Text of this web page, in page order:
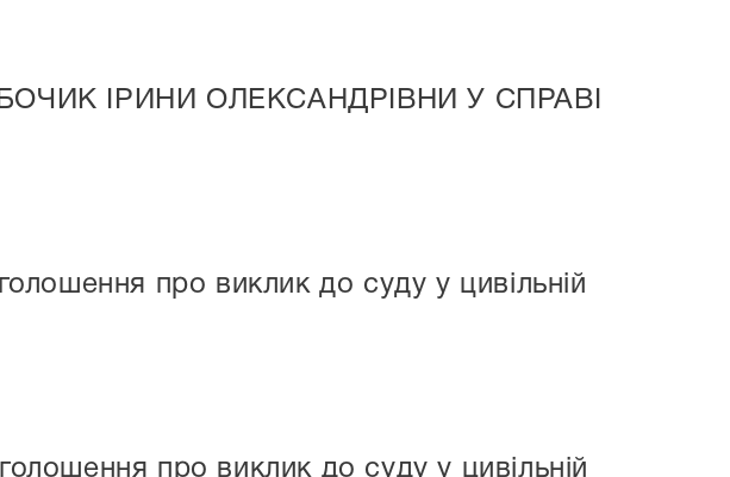
ІРИНИ ОЛЕКСАНДРІВНИ У СПРАВІ
про виклик до суду у цивільній
про виклик до суду у цивільній